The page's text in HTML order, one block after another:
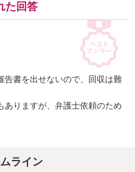
た回答
告書を出せないので、回収は難
ありますが、弁護士依頼のため
ライン